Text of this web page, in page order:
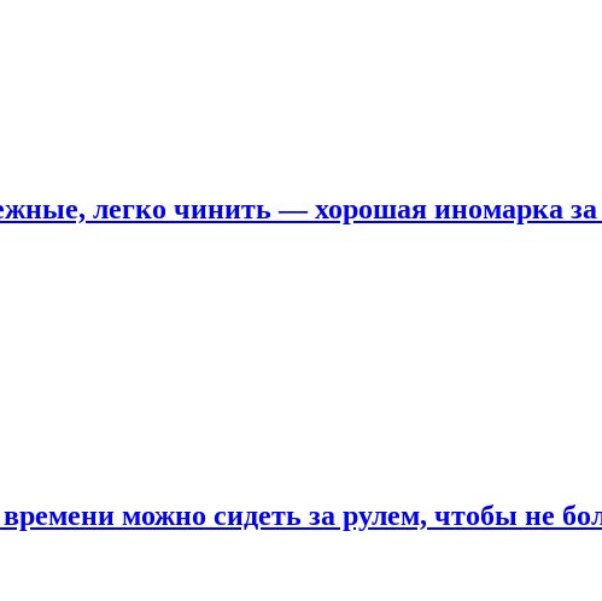
легко чинить — хорошая иномарка за
можно сидеть за рулем, чтобы не